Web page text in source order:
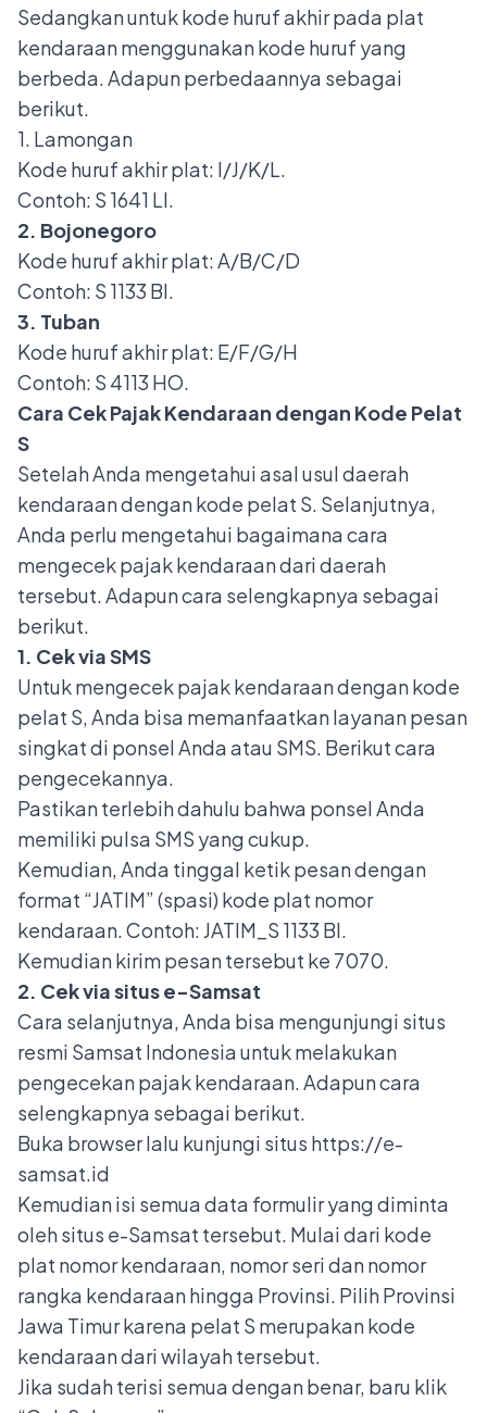
Sedangkan untukkode huruf akhir pada plat
kendaraanmenggunakan kode huruf yang
berbeda. Adapun perbedaannya sebagai
berikut.
1. Lamongan
Kode huruf akhir plat: I/J/K/L.
Contoh: S 1641 LI.
2. Bojonegoro
Kode huruf akhir plat: A/B/C/D
Contoh: S 1133 BI.
3. Tuban
Kode huruf akhir plat: E/F/G/H
Contoh: S 4113 HO.
Cara Cek Pajak Kendaraan dengan Kode Pelat
S
Setelah Anda mengetahui asal usul daerah
kendaraan dengan kode pelat S. Selanjutnya,
Anda perlu mengetahui bagaimanacara
mengecek pajak kendaraandari daerah
tersebut. Adapun cara selengkapnya sebagai
berikut.
1. Cek via SMS
Untuk mengecek pajak kendaraan dengan kode
pelat S, Anda bisa memanfaatkan layanan pesan
singkat di ponsel Anda atau SMS. Berikut cara
pengecekannya.
Pastikan terlebih dahulu bahwa ponsel Anda
memiliki pulsa SMS yang cukup.
Kemudian, Anda tinggal ketik pesan dengan
format “JATIM” (spasi) kode plat nomor
kendaraan. Contoh: JATIM_S 1133 BI.
Kemudian kirim pesan tersebut ke 7070.
2. Cek via situs e-Samsat
Cara selanjutnya, Anda bisa mengunjungi situs
resmi Samsat Indonesia untuk melakukan
pengecekan pajak kendaraan. Adapun cara
selengkapnya sebagai berikut.
Buka browser lalu kunjungi situs https://e-
samsat.id
Kemudian isi semua data formulir yang diminta
oleh situs e-Samsat tersebut. Mulai dari kode
plat nomor kendaraan, nomor seri dan nomor
rangka kendaraan hingga Provinsi. Pilih Provinsi
Jawa Timur karena pelat S merupakan kode
kendaraan dari wilayah tersebut.
Jika sudah terisi semua dengan benar, baru klik